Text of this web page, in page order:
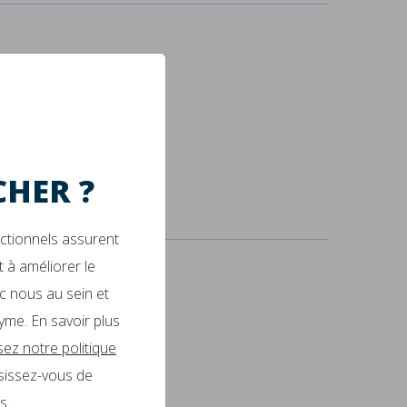
?
assurent
à améliorer le
nous au sein et
En savoir plus
notre politique
vous de
à ce couvre-matelas